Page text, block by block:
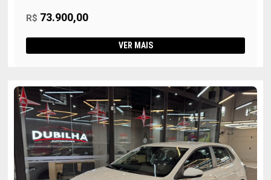
R$ 73.900,00
VER MAIS